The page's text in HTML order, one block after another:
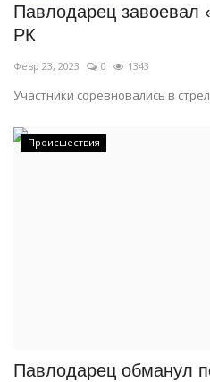
Павлодарец завоевал
РК
Февр 23, 2023 0 1343
Участники соревновались в
Происшествия
Павлодарец обманул